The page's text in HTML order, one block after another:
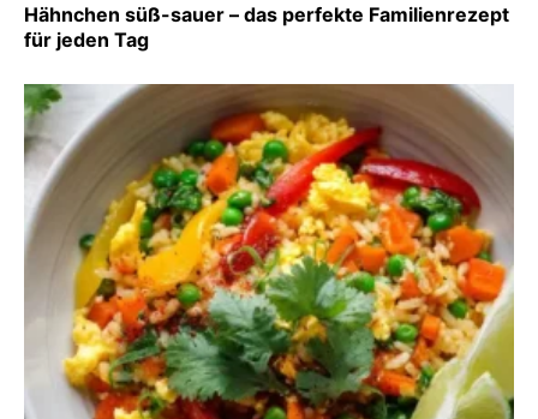
Hähnchen süß-sauer – das perfekte Familienrezept
für jeden Tag